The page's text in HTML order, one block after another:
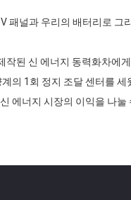
패널과 우리의 배터리로
된 신 에너지 동력화차에
의 1회 정지 조달 센터를
에너지 시장의 이익을 나눌